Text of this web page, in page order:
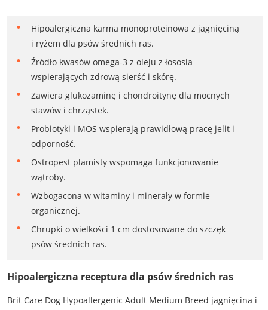
Hipoalergiczna karma monoproteinowa z jagnięciną
i ryżem dla psów średnich ras.
Źródło kwasów omega-3 z oleju z łososia
wspierających zdrową sierść i skórę.
Zawiera glukozaminę i chondroitynę dla mocnych
stawów i chrząstek.
Probiotyki i MOS wspierają prawidłową pracę jelit i
odporność.
Ostropest plamisty wspomaga funkcjonowanie
wątroby.
Wzbogacona w witaminy i minerały w formie
organicznej.
Chrupki o wielkości 1 cm dostosowane do szczęk
psów średnich ras.
Hipoalergiczna receptura dla psów średnich ras
Brit Care Dog Hypoallergenic Adult Medium Breed jagnięcina i